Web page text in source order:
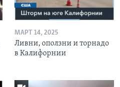
МАРТ 14, 2025
Ливни, оползни и торнадо
в Калифорнии